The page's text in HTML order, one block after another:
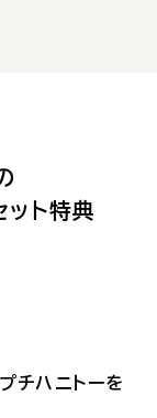
ット特典
チハニトーを